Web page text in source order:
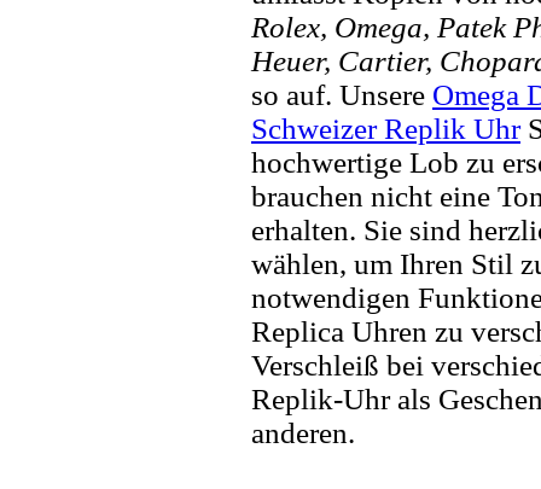
Rolex, Omega, Patek
Heuer, Cartier,
so auf. Unsere Omega
Schweizer Replik Uhr
hochwertige Lob zu
brauchen nicht eine
erhalten. Sie sind
wählen, um Ihren Stil
notwendigen
Replica Uhren zu
Verschleiß bei
Replik-Uhr als
anderen.